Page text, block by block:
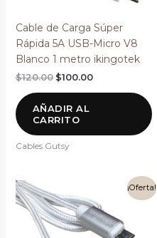
Cable de Carga Súper
Rápida 5A USB-Micro V8
Blanco 1 metro ikingotek
$120.00 $100.00
AÑADIR AL
CARRITO
Cables Gutsy
¡Oferta!
precio
original
era:
$80.00.
actual
es:
$70.00.